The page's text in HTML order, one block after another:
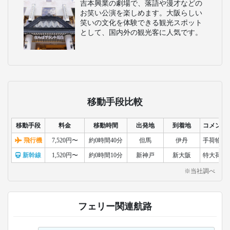
吉本興業の劇場で、落語や漫才などの
お笑い公演を楽しめます。大阪らしい
笑いの文化を体験できる観光スポット
として、国内外の観光客に人気です。
移動手段比較
移動手段 料金 移動時間 出発地 到着地 コメント
飛行機 7,520円〜 約0時間40分 但馬 伊丹 手荷物検
新幹線 1,520円〜 約0時間10分 新神戸 新大阪 特大荷物
※当社調べ
フェリー関連航路